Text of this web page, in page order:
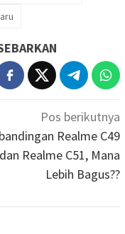
Pos berikutnya
Realme C49
dan Realme C51, Mana
Lebih Bagus??